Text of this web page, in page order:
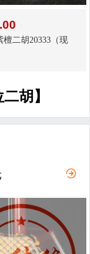
檀二胡20333（现
胡】